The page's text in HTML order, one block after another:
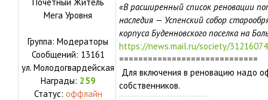
Мега Уровня
Группа: Модераторы
Сообщений: 13161
ул. Молодогвардейская
Награды: 259
Статус: оффлайн
«В расширенный список реновации
наследия — Успенский собор
корпуса Буденновского поселка на
https://news.mail.ru/society/
=============================
Для включения в реновацию надо
собственников.